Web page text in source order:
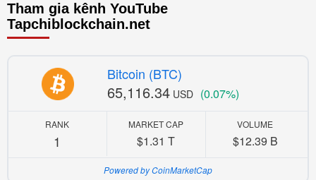
Tham gia kênh YouTube
Tapchiblockchain.net
Bitcoin (BTC)
65,116.34 USD (0.07%)
RANK
1
MARKET CAP
$1.31 T
VOLUME
$12.39 B
Powered by CoinMarketCap